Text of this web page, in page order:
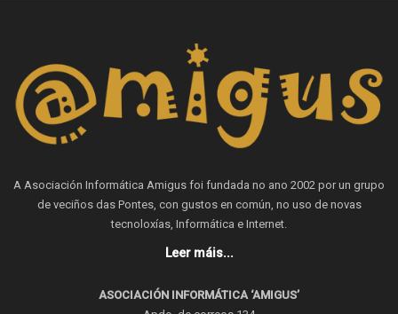
A Asociación Informática Amigus foi fundada no ano 2002 por un grupo
de veciños das Pontes, con gustos en común, no uso de novas
tecnoloxías, Informática e Internet.
Leer máis...
ASOCIACIÓN INFORMÁTICA ‘AMIGUS’